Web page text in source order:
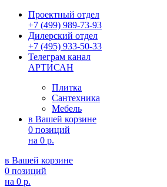
Проектный отдел
+7 (499) 989-73-93
Дилерский отдел
+7 (495) 933-50-33
Телеграм канал
АРТИСАН
Плитка
Сантехника
Мебель
в Вашей корзине
0 позиций
на 0 р.
в Вашей корзине
0 позиций
на 0 р.